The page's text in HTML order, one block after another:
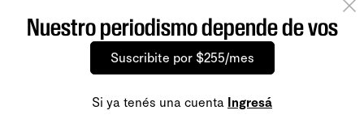
Nuestro periodismo depende de vos
Suscribite por $255/mes
Si ya tenés una cuenta Ingresá